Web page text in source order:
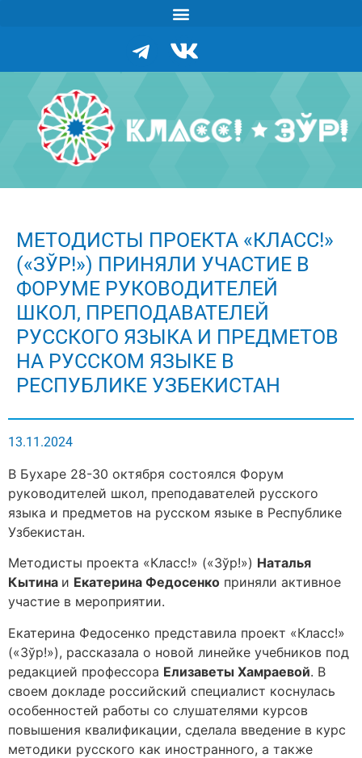
МЕТОДИСТЫ ПРОЕКТА «КЛАСС!»
(«ЗЎР!») ПРИНЯЛИ УЧАСТИЕ В
ФОРУМЕ РУКОВОДИТЕЛЕЙ
ШКОЛ, ПРЕПОДАВАТЕЛЕЙ
РУССКОГО ЯЗЫКА И ПРЕДМЕТОВ
НА РУССКОМ ЯЗЫКЕ В
РЕСПУБЛИКЕ УЗБЕКИСТАН
13.11.2024
В Бухаре 28-30 октября состоялся Форум
руководителей школ, преподавателей русского
языка и предметов на русском языке в Республике
Узбекистан.
Методисты проекта «Класс!» («Зўр!») Наталья
Кытина и Екатерина Федосенко приняли активное
участие в мероприятии.
Екатерина Федосенко представила проект «Класс!»
(«Зўр!»), рассказала о новой линейке учебников под
редакцией профессора Елизаветы Хамраевой. В
своем докладе российский специалист коснулась
особенностей работы со слушателями курсов
повышения квалификации, сделала введение в курс
методики русского как иностранного, а также